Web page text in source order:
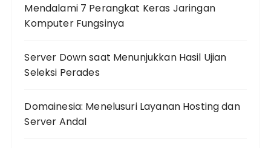
Mendalami 7 Perangkat Keras Jaringan
Komputer Fungsinya
Server Down saat Menunjukkan Hasil Ujian
Seleksi Perades
Domainesia: Menelusuri Layanan Hosting dan
Server Andal